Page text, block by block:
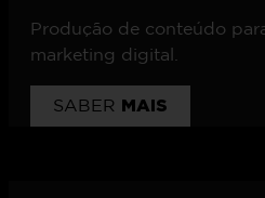
Produção de conteúdo
marketing digital.
SABER MAIS